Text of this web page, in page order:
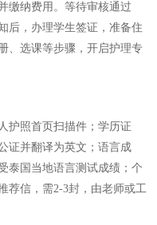
缴纳费用。等待审核通过
后，办理学生签证，准备住
、选课等步骤，开启护理专
护照首页扫描件；学历证
证并翻译为英文；语言成
泰国当地语言测试成绩；个
荐信，需2-3封，由老师或工